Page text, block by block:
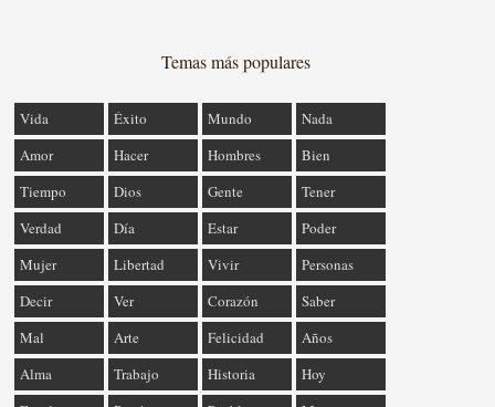
Temas más populares
Vida Éxito Mundo
Nada
Amor
Hacer Hombres
Bien
Tiempo
Dios Gente
Tener
Verdad
Día Estar
Poder
Mujer
Libertad Vivir
Personas
Decir
Ver Corazón
Saber
Mal
Arte Felicidad
Años
Alma
Trabajo Historia
Hoy